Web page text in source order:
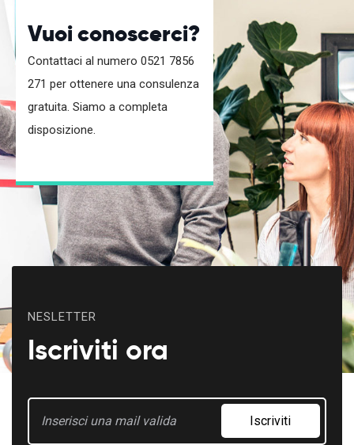
Vuoi conoscerci?
Contattaci al numero 0521 7856
271 per ottenere una consulenza
gratuita. Siamo a completa
disposizione.
NESLETTER
Iscriviti ora
Iscriviti